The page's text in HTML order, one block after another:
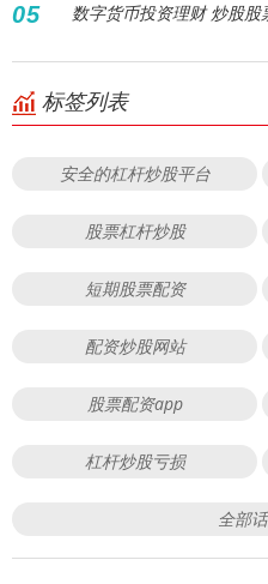
05 数字货币投资理财 炒股股
标签列表
安全的杠杆炒股平台
股票杠杆炒股
短期股票配资
配资炒股网站
股票配资app
杠杆炒股亏损
全部